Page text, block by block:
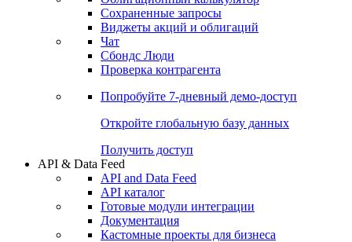
Сохраненные запросы
Виджеты акций и облигаций
Чат
Сбондс Люди
Проверка контрагента
Попробуйте 7-дневный демо-доступ
Откройте глобальную базу данных
Получить доступ
API & Data Feed
API and Data Feed
API каталог
Готовые модули интеграции
Документация
Кастомные проекты для бизнеса